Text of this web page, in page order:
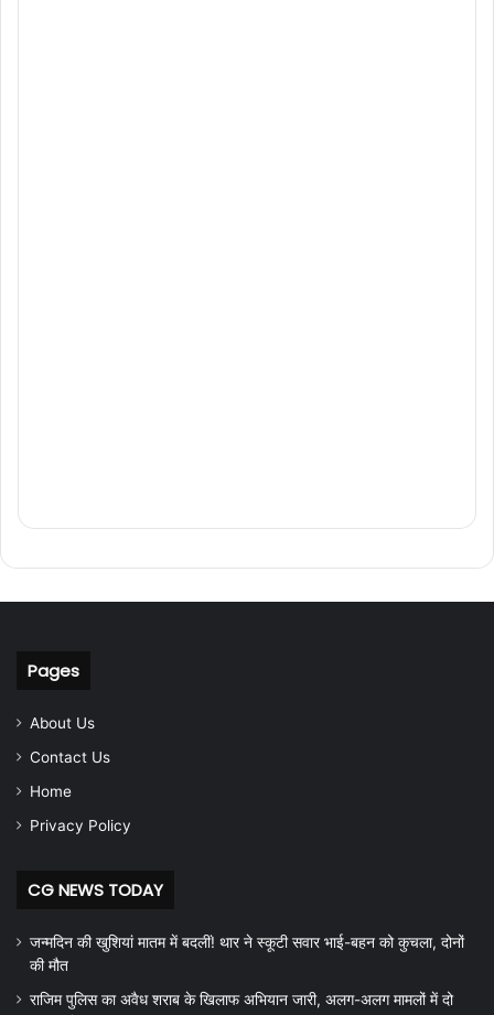
Pages
About Us
Contact Us
Home
Privacy Policy
CG NEWS TODAY
जन्मदिन की खुशियां मातम में बदलीं! थार ने स्कूटी सवार भाई-बहन को कुचला, दोनों
की मौत
राजिम पुलिस का अवैध शराब के खिलाफ अभियान जारी, अलग-अलग मामलों में दो